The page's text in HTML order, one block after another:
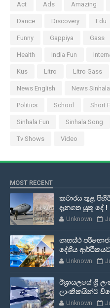
Act Ads Amazing
Dance Discovery Edu
Funny Gappiya Gass
Health India Fun
Kus Litro Litro Gass
News English News Sinhala
Politics School Short
Sinhala Fun Sinhala Song
Tv Shows Video
MOST RECENT
කටාරය තුළ
දැනගත යුතු දේ !
Unknown
ගෘහස්ථ
දේශීය
Unknown
ඊශ්‍රායලයේ ශ්‍රී
ලාංකිකයින්ට
Unknown